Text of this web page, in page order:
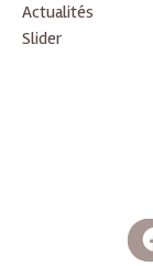
Actualités
Slider